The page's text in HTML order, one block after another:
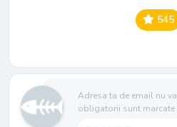
545
Adresa ta de email nu
obligatorii sunt marcate